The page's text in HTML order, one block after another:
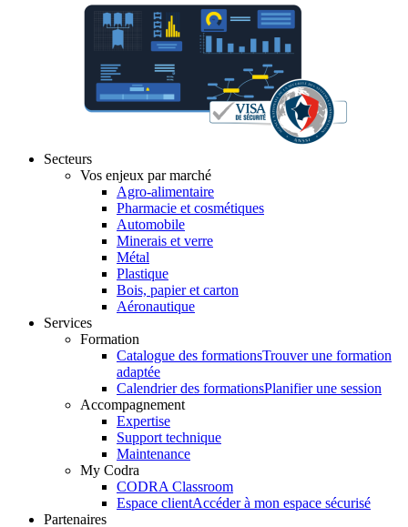
Secteurs
Vos enjeux par marché
Agro-alimentaire
Pharmacie et cosmétiques
Automobile
Minerais et verre
Métal
Plastique
Bois, papier et carton
Aéronautique
Services
Formation
Catalogue des formationsTrouver une formation
adaptée
Calendrier des formationsPlanifier une session
Accompagnement
Expertise
Support technique
Maintenance
My Codra
CODRA Classroom
Espace clientAccéder à mon espace sécurisé
Partenaires